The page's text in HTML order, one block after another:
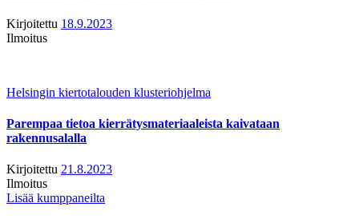
Kirjoitettu 18.9.2023
Ilmoitus
Helsingin kiertotalouden klusteriohjelma
Parempaa tietoa kierrätysmateriaaleista kaivataan
rakennusalalla
Kirjoitettu 21.8.2023
Ilmoitus
Lisää kumppaneilta